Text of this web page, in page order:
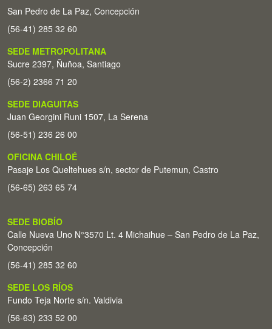
San Pedro de La Paz, Concepción
(56-41) 285 32 60
SEDE METROPOLITANA
Sucre 2397, Ñuñoa, Santiago
(56-2) 2366 71 20
SEDE DIAGUITAS
Juan Georgini Runi 1507, La Serena
(56-51) 236 26 00
OFICINA CHILOÉ
Pasaje Los Queltehues s/n, sector de Putemun, Castro
(56-65) 263 65 74
SEDE BIOBÍO
Calle Nueva Uno N°3570 Lt. 4 Michaihue – San Pedro de La Paz,
Concepción
(56-41) 285 32 60
SEDE LOS RÍOS
Fundo Teja Norte s/n. Valdivia
(56-63) 233 52 00